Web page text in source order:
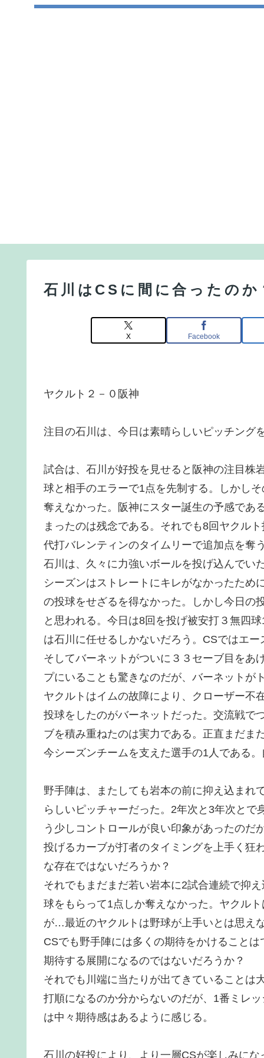
石川はCSに間に合ったのか
X Facebook
ヤクルト２－０阪神
注目の石川は、今日は素晴らしいピッチング
試合は、石川が好投を見せると阪神の注目株
球と相手のエラーで1点を先制する。しかし
奪えなかった。阪神にスター誕生の予感であ
まったのは残念である。それでも8回ヤクル
代打バレンティンのタイムリーで追加点を奪
石川は、久々に力強いボールを投げ込んでい
シーズンはストレートにキレがなかったため
の投球をせざるを得なかった。しかし今日の
と思われる。今日は8回を投げ被安打３無四
は石川に任せるしかないだろう。CSではエ
そしてバーネットがついに３３セーブ目をあ
プにいることも驚きなのだが、バーネットが
ヤクルトはイムの故障により、クローザー不
投球をしたのがバーネットだった。交流戦で
ブを積み重ねたのは実力である。正直まだま
今シーズンチームを支えた選手の1人である
野手陣は、またしても岩本の前に抑え込まれ
らしいピッチャーだった。2年次と3年次と
う少しコントロールが良い印象があったのだ
投げるカーブが打者のタイミングを上手く狂
な存在ではないだろうか？
それでもまだまだ若い岩本に2試合連続で抑
球をもらって1点しか奪えなかった。ヤクル
が…最近のヤクルトは野球が上手いとは思え
CSでも野手陣には多くの期待をかけること
期待する展開になるのではないだろうか？
それでも川端に当たりが出てきていることは
打順になるのか分からないのだが、1番ミレ
は中々期待感はあるように感じる。
石川の好投により、より一層CSが楽しみにな